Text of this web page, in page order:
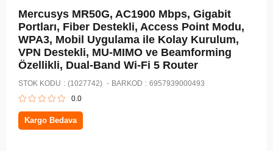
Mercusys MR50G, AC1900 Mbps, Gigabit
Portları, Fiber Destekli, Access Point Modu,
WPA3, Mobil Uygulama ile Kolay Kurulum,
VPN Destekli, MU-MIMO ve Beamforming
Özellikli, Dual-Band Wi-Fi 5 Router
STOK KODU (1027742) BARKOD : 6957939000493
0.0
Kargo Bedava